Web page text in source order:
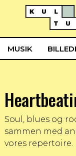
MUSIK
Soul, blues og
sammen med
vores repertoire.